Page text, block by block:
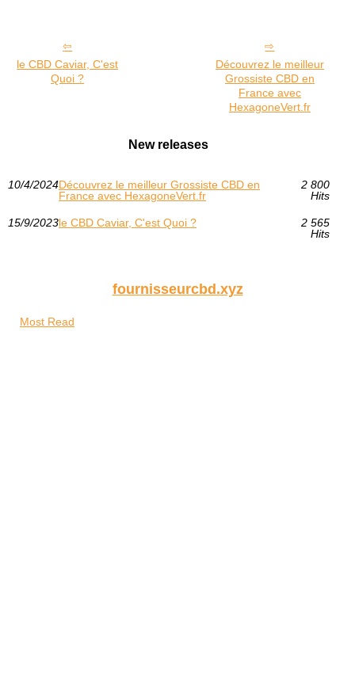
le CBD Caviar, C'est
Quoi ?
Découvrez le meilleur
Grossiste CBD en
France avec
HexagoneVert.fr
New releases
10/4/2024Découvrez le meilleur Grossiste CBD en
France avec HexagoneVert.fr
2 800
Hits
15/9/2023le CBD Caviar, C'est Quoi ?
2 565
Hits
fournisseurcbd.xyz
Most Read